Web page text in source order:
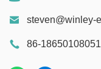
steven@winley-
86-18650108051